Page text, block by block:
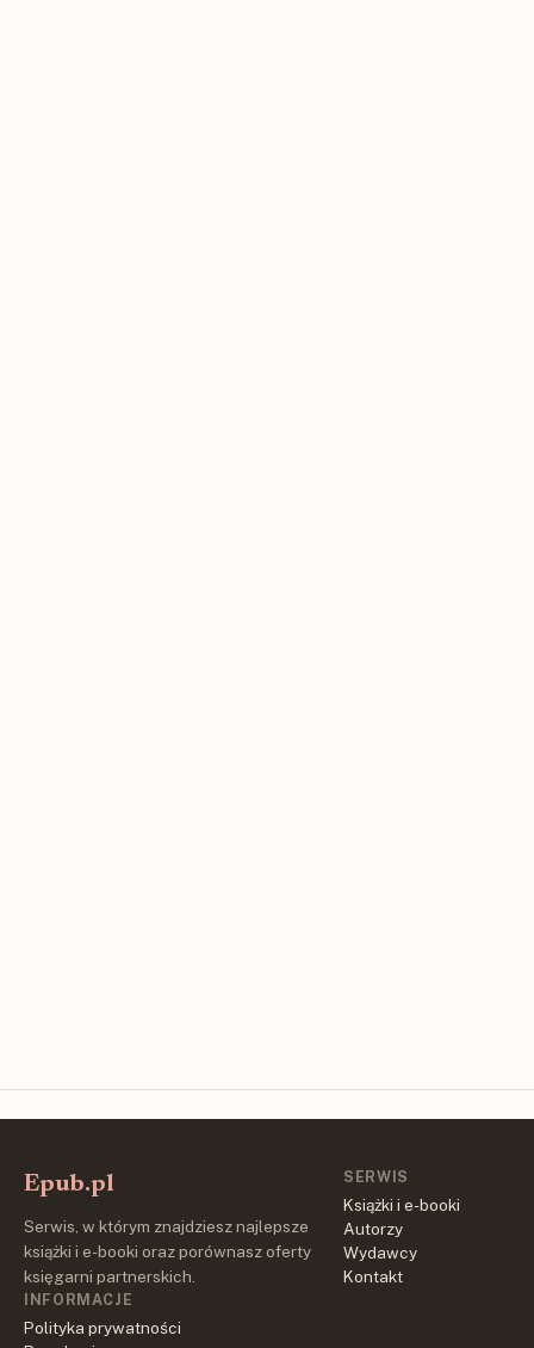
Epub.pl
Serwis, w którym znajdziesz najlepsze
książki i e-booki oraz porównasz oferty
księgarni partnerskich.
SERWIS
Książki i e-booki
Autorzy
Wydawcy
Kontakt
INFORMACJE
Polityka prywatności